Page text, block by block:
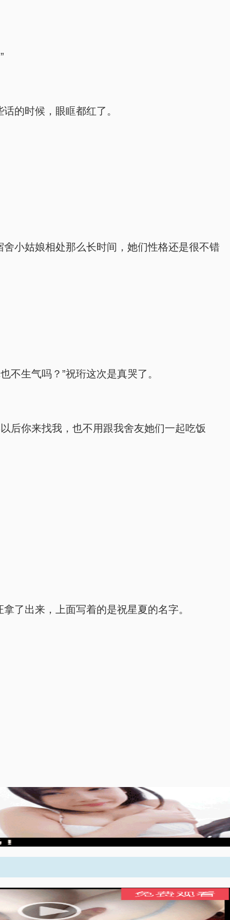
的时候，眼眶都红了。
小姑娘相处那么长时间，她们性格还是很不错
不生气吗？”祝珩这次是真哭了。
后你来找我，也不用跟我舍友她们一起吃饭
了出来，上面写着的是祝星夏的名字。